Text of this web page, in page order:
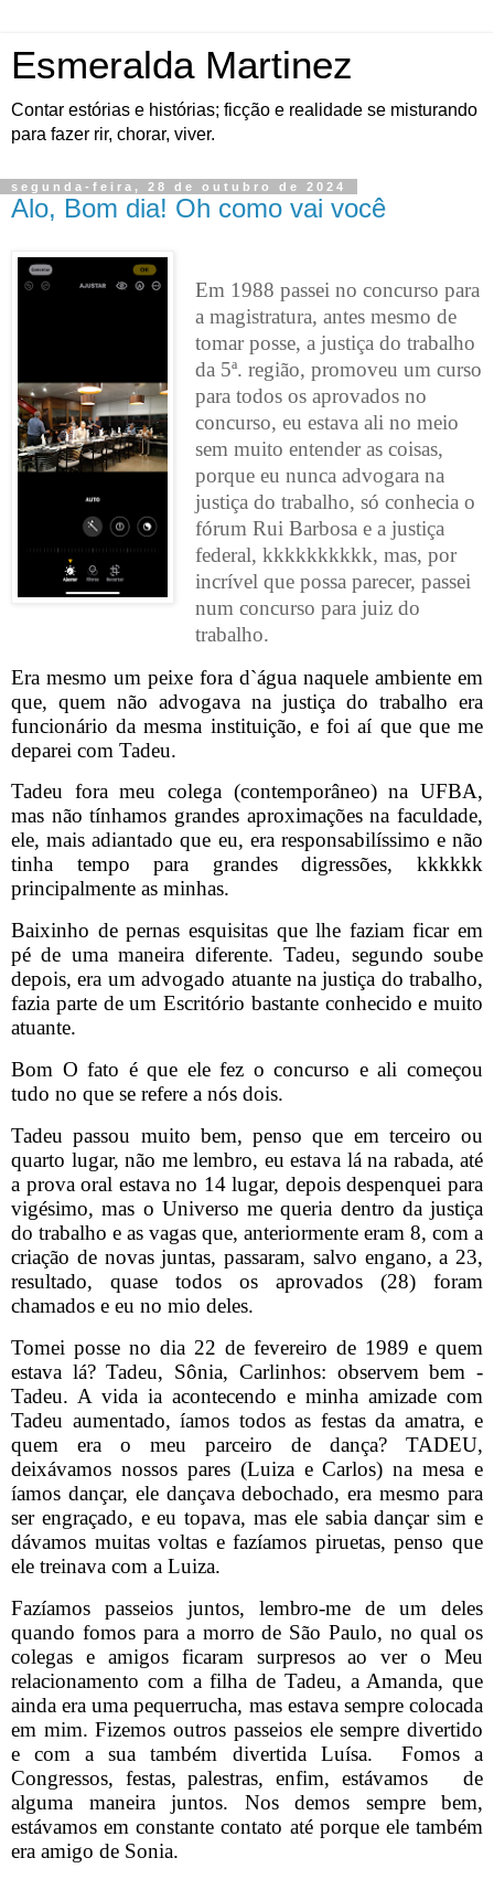
Esmeralda Martinez
Contar estórias e histórias; ficção e realidade se misturando
para fazer rir, chorar, viver.
segunda-feira, 28 de outubro de 2024
Alo, Bom dia! Oh como vai você
Em 1988 passei no concurso para
a magistratura, antes mesmo de
tomar posse, a justiça do trabalho
da 5ª. região, promoveu um curso
para todos os aprovados no
concurso, eu estava ali no meio
sem muito entender as coisas,
porque eu nunca advogara na
justiça do trabalho, só conhecia o
fórum Rui Barbosa e a justiça
federal, kkkkkkkkkk, mas, por
incrível que possa parecer, passei
num concurso para juiz do
trabalho.
Era mesmo um peixe fora d`água naquele ambiente em
que, quem não advogava na justiça do trabalho era
funcionário da mesma instituição, e foi aí que que me
deparei com Tadeu.
Tadeu fora meu colega (contemporâneo) na UFBA,
mas não tínhamos grandes aproximações na faculdade,
ele, mais adiantado que eu, era responsabilíssimo e não
tinha tempo para grandes digressões, kkkkkk
principalmente as minhas.
Baixinho de pernas esquisitas que lhe faziam ficar em
pé de uma maneira diferente. Tadeu, segundo soube
depois, era um advogado atuante na justiça do trabalho,
fazia parte de um Escritório bastante conhecido e muito
atuante.
Bom O fato é que ele fez o concurso e ali começou
tudo no que se refere a nós dois.
Tadeu passou muito bem, penso que em terceiro ou
quarto lugar, não me lembro, eu estava lá na rabada, até
a prova oral estava no 14 lugar, depois despenquei para
vigésimo, mas o Universo me queria dentro da justiça
do trabalho e as vagas que, anteriormente eram 8, com a
criação de novas juntas, passaram, salvo engano, a 23,
resultado, quase todos os aprovados (28) foram
chamados e eu no mio deles.
Tomei posse no dia 22 de fevereiro de 1989 e quem
estava lá? Tadeu, Sônia, Carlinhos: observem bem -
Tadeu. A vida ia acontecendo e minha amizade com
Tadeu aumentado, íamos todos as festas da amatra, e
quem era o meu parceiro de dança? TADEU,
deixávamos nossos pares (Luiza e Carlos) na mesa e
íamos dançar, ele dançava debochado, era mesmo para
ser engraçado, e eu topava, mas ele sabia dançar sim e
dávamos muitas voltas e fazíamos piruetas, penso que
ele treinava com a Luiza.
Fazíamos passeios juntos, lembro-me de um deles
quando fomos para a morro de São Paulo, no qual os
colegas e amigos ficaram surpresos ao ver o Meu
relacionamento com a filha de Tadeu, a Amanda, que
ainda era uma pequerrucha, mas estava sempre colocada
em mim. Fizemos outros passeios ele sempre divertido
e com a sua também divertida Luísa.
Fomos a
Congressos, festas, palestras, enfim, estávamos
de
alguma maneira juntos. Nos demos sempre bem,
estávamos em constante contato até porque ele também
era amigo de Sonia.